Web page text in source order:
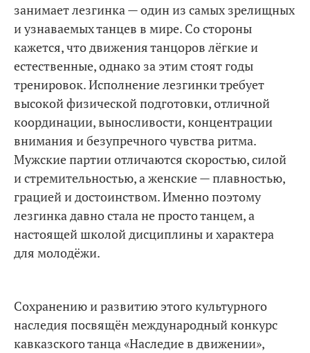
занимает лезгинка — один из самых зрелищных
и узнаваемых танцев в мире. Со стороны
кажется, что движения танцоров лёгкие и
естественные, однако за этим стоят годы
тренировок. Исполнение лезгинки требует
высокой физической подготовки, отличной
координации, выносливости, концентрации
внимания и безупречного чувства ритма.
Мужские партии отличаются скоростью, силой
и стремительностью, а женские — плавностью,
грацией и достоинством. Именно поэтому
лезгинка давно стала не просто танцем, а
настоящей школой дисциплины и характера
для молодёжи.
Сохранению и развитию этого культурного
наследия посвящён международный конкурс
кавказского танца «Наследие в движении»,